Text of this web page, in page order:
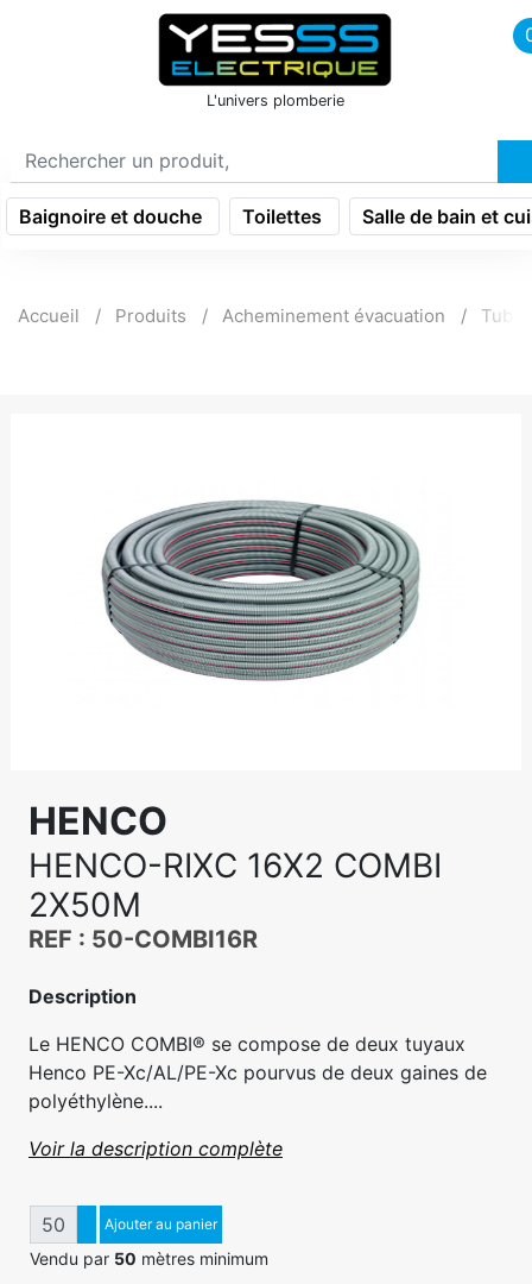
icon menu burger
L'univers plomberie
Baignoire et douche Toilettes Salle de bain et
Accueil Produits Acheminement évacuation Tube
HENCO
HENCO-RIXC 16X2 COMBI
2X50M
REF : 50-COMBI16R
Description
Le HENCO COMBI® se compose de deux tuyaux
Henco PE-Xc/AL/PE-Xc pourvus de deux gaines de
polyéthylène....
Voir la description complète
QuantitéAugmenter quantité
Diminuer quantité
Ajouter au panier
Vendu par 50 mètres minimum